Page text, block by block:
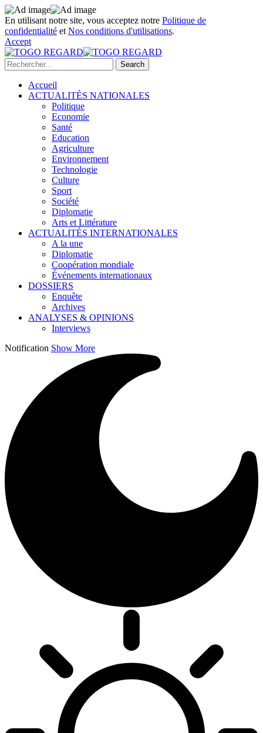
En utilisant notre site, vous acceptez notre Politique de
confidentialité et Nos conditions d'utilisations.
Accept
Accueil
ACTUALITÉS NATIONALES
Politique
Economie
Santé
Education
Agriculture
Environnement
Technologie
Culture
Sport
Société
Diplomatie
Arts et Littérature
ACTUALITÉS INTERNATIONALES
A la une
Diplomatie
Coopération mondiale
Événements internationaux
DOSSIERS
Enquête
Archives
ANALYSES & OPINIONS
Interviews
Notification Show More